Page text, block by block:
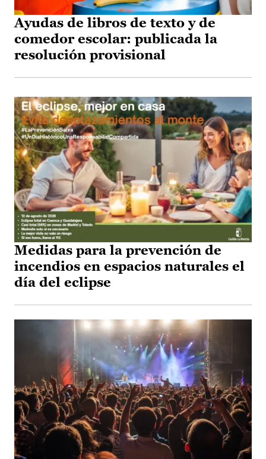
Ayudas de libros de texto y de
comedor escolar: publicada la
resolución provisional
Medidas para la prevención de
incendios en espacios naturales el
día del eclipse